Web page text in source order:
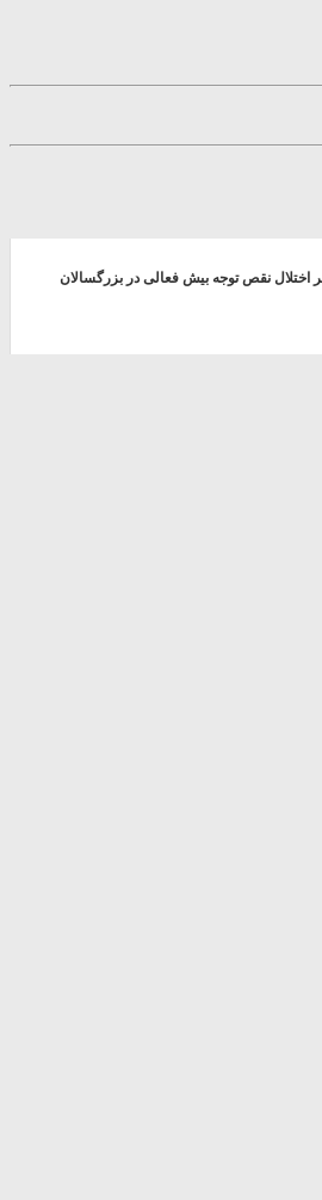
اختلال نقص توجه بیش فعالی در بزرگسالان